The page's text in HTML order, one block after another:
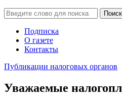
Подписка
О газете
Контакты
Публикации налоговых органов
Уважаемые